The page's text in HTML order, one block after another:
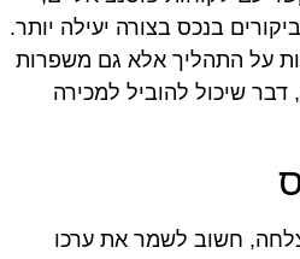
בנכס בצורה יעילה יותר.
על התהליך אלא גם משפרות
שיכול להוביל למכירה
חשוב לשמר את ערכו